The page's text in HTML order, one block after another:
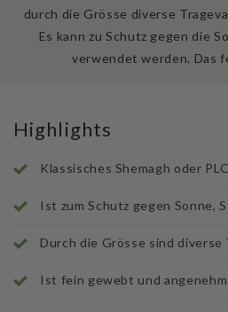
durch die Grösse diverse
Es kann zu Schutz gegen die
verwendet werden. Das
Highlights
Klassisches Shemagh oder
Ist zum Schutz gegen Sonne,
Durch die Grösse sind diverse
Ist fein gewebt und